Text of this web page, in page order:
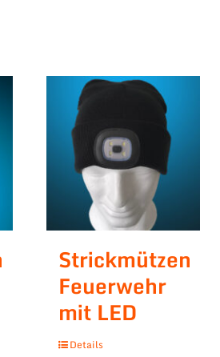
Strickmützen
Feuerwehr
mit LED
Details